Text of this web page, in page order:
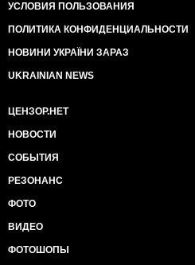
УСЛОВИЯ ПОЛЬЗОВАНИЯ
ПОЛИТИКА КОНФИДЕНЦИАЛЬНОСТИ
НОВИНИ УКРАЇНИ ЗАРАЗ
UKRAINIAN NEWS
ЦЕНЗОР.НЕТ
НОВОСТИ
СОБЫТИЯ
РЕЗОНАНС
ФОТО
ВИДЕО
ФОТОШОПЫ